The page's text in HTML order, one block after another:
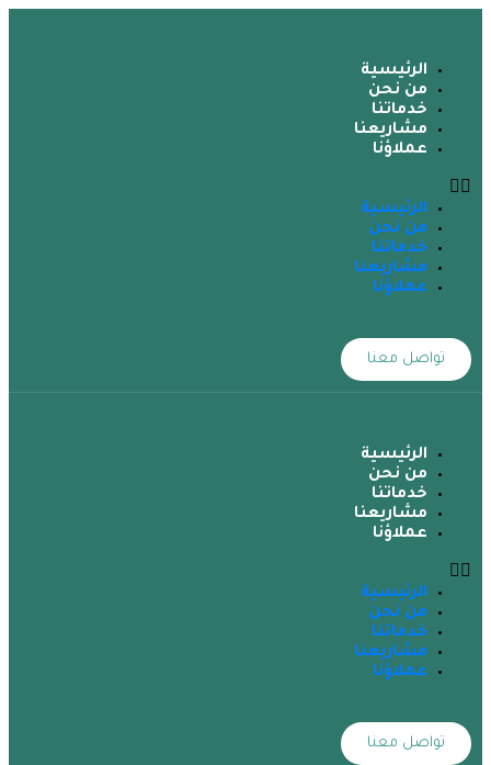
الرئيسية
من نحن
خدماتنا
مشاريعنا
عملاؤنا
الرئيسية
من نحن
خدماتنا
مشاريعنا
عملاؤنا
تواصل معنا
الرئيسية
من نحن
خدماتنا
مشاريعنا
عملاؤنا
الرئيسية
من نحن
خدماتنا
مشاريعنا
عملاؤنا
تواصل معنا